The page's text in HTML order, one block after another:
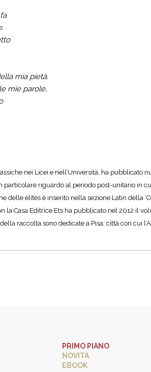
mia pietà.
mie parole,
nei Licei e nell’Università, ha pubblicato
riguardo al periodo post-unitario in
delle élites è inserito nella sezione Latin della
la Casa Editrice Ets ha pubblicato nel 2012 il
raccolta sono dedicate a Pisa, città con cui
PRIMO PIANO
NOVITÀ
EBOOK